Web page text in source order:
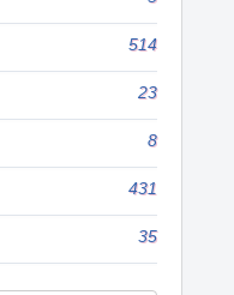
514
23
8
431
35